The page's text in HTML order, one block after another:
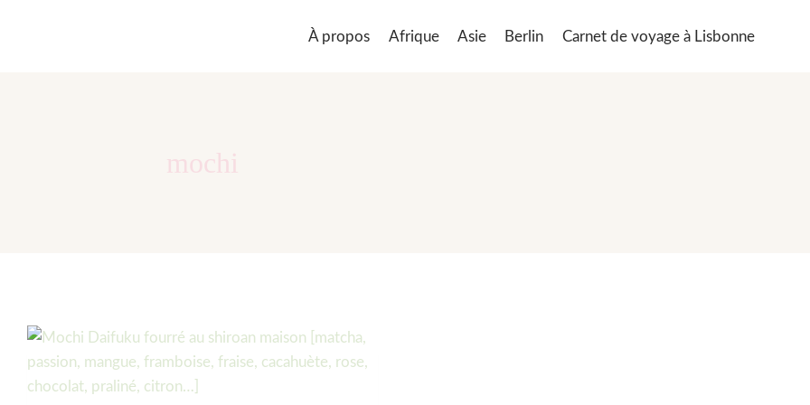
À propos Afrique Asie Berlin Carnet de voyage à Lisbonne
mochi